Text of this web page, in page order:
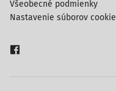
Všeobecné podmienky
Nastavenie súborov cookie